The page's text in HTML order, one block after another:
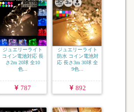
ジュエリーライト
コイン電池対応 長
さ2m 20球 全10
色...
787
ジュエリーライト
防水 コイン電池対
応 長さ3m 30球 全
9色...
892